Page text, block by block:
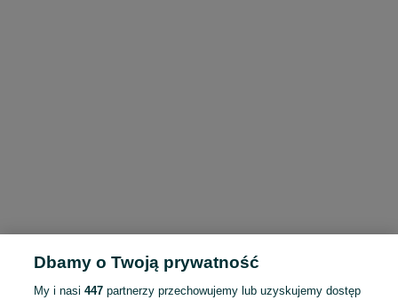
Dbamy o Twoją prywatność
My i nasi447 partnerzy przechowujemy lub uzyskujemy dostęp